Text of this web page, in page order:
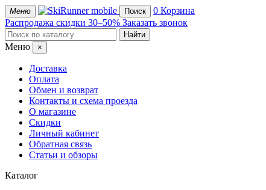
Меню mobile Поиск 0 Корзина
Распродажа скидки 30–50% Заказать звонок
Меню ×
Доставка
Оплата
Обмен и возврат
Контакты и схема проезда
О магазине
Скидки
Личный кабинет
Обратная связь
Статьи и обзоры
Каталог